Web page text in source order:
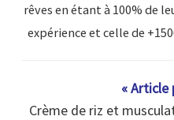
rêves en étant à 100% de
expérience et celle de
« Article
Crème de riz et